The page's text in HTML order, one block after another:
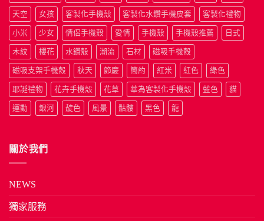
天空 女孩 客製化手機殼 客製化水鑽手機皮套 客製化禮物
小米 少女 情侶手機殼 愛情 手機殼 手機殼推薦 日式
木紋 櫻花 水鑽殼 潮流 石材 磁吸手機殼
磁吸支架手機殼 秋天 節慶 簡約 紅米 紅色 綠色
耶誕禮物 花卉手機殼 花草 華為客製化手機殼 藍色 貓
運動 銀河 靛色 風景 骷髏 黑色 龍
關於我們
NEWS
獨家服務